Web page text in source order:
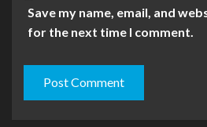
Save my name, email, and
for the next time I comment.